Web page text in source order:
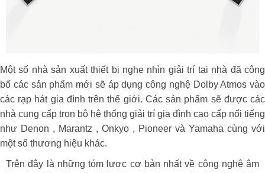
Một số nhà sản xuất thiết bị nghe nhìn giải trí tại nhà đã công
bố các sản phẩm mới sẽ áp dụng công nghệ Dolby Atmos vào
các rạp hát gia đình trên thế giới. Các sản phẩm sẽ được các
nhà cung cấp trọn bộ hệ thống giải trí gia đình cao cấp nổi tiếng
như Denon , Marantz , Onkyo , Pioneer và Yamaha cùng với
một số thương hiệu khác.
Trên đây là những tóm lược cơ bản nhất về công nghệ âm